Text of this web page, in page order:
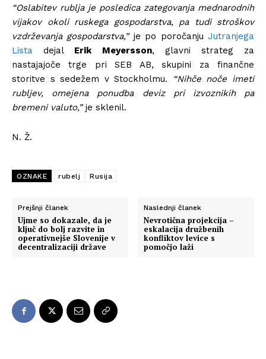
“Oslabitev rublja je posledica zategovanja mednarodnih
vijakov okoli ruskega gospodarstva, pa tudi stroškov
vzdrževanja gospodarstva,”je po poročanjuJutranjega
Lista dejal Erik Meyersson, glavni strateg za
nastajajoče trge pri SEB AB, skupini za finančne
storitve s sedežem v Stockholmu.
“Nihče noče imeti
rubljev, omejena ponudba deviz pri izvoznikih pa
bremeni valuto,”je sklenil.
N. Ž.
OZNAKE rubelj Rusija
Prejšnji članek
Ujme so dokazale, da je
ključ do bolj razvite in
operativnejše Slovenije v
decentralizaciji države
Naslednji članek
Nevrotična projekcija –
eskalacija družbenih
konfliktov levice s
pomočjo laži